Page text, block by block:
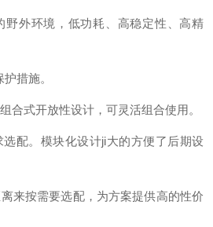
外环境，低功耗、高稳定性、高精
措施。
合式开放性设计，可灵活组合使用。
配。模块化设计ji大的方便了后期设
来按需要选配，为方案提供高的性价